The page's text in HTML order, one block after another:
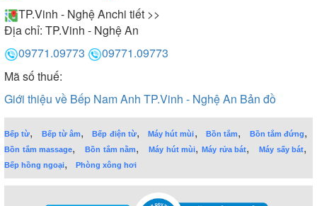
TP.Vinh - Nghệ Anchi tiết >>
Địa chỉ: TP.Vinh - Nghệ An
09771.09773
09771.09773
Mã số thuế:
Giới thiệu về Bếp Nam Anh TP.Vinh - Nghệ An Bản đồ
Bếp từ, Bếp từ âm,Bếp điện từ,Máy hút mùi, Bồn tắm, Bồn tắm đứng,
Bồn tắm massage,Bồn tắm nằm,Máy hút mùi,Máy rửa bát,Máy sấy bát,
Bếp hồng ngoại, Phòng xông hơi